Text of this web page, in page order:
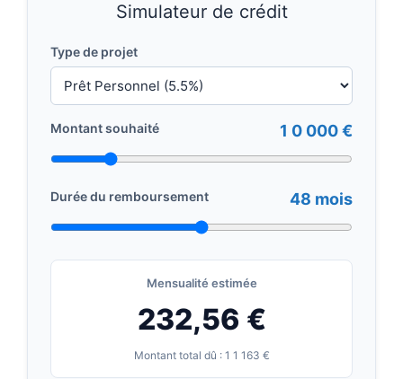
Simulateur de crédit
Type de projet
Montant souhaité 1 0 000 €
Durée du remboursement 48 mois
Mensualité estimée
232,56 €
Montant total dû : 1 1 163 €